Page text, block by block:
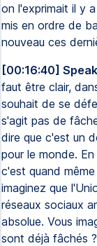
on l'exprimait il y
mis en ordre de
nouveau ces
[00:16:40]
faut être clair,
souhait de se
s'agit pas de
dire que c'est un
pour le monde.
c'est quand
imaginez que
réseaux sociaux
absolue. Vous
sont déjà fâchés